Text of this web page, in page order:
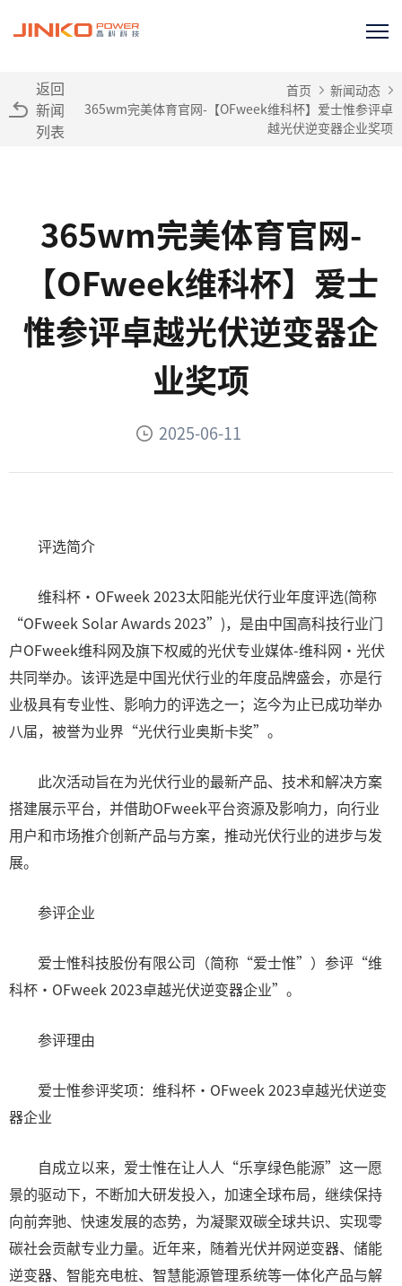
返回
新闻
列表
首页
新闻动态
365wm完美体育官网-【OFweek维科杯】爱士惟参评卓
越光伏逆变器企业奖项
365wm完美体育官网-
【OFweek维科杯】爱士
惟参评卓越光伏逆变器企
业奖项
2025-06-11
评选简介
维科杯·OFweek 2023太阳能光伏行业年度评选(简称
“OFweek Solar Awards 2023”)，是由中国高科技行业门
户OFweek维科网及旗下权威的光伏专业媒体-维科网·光伏
共同举办。该评选是中国光伏行业的年度品牌盛会，亦是行
业极具有专业性、影响力的评选之一；迄今为止已成功举办
八届，被誉为业界“光伏行业奥斯卡奖”。
此次活动旨在为光伏行业的最新产品、技术和解决方案
搭建展示平台，并借助OFweek平台资源及影响力，向行业
用户和市场推介创新产品与方案，推动光伏行业的进步与发
展。
参评企业
爱士惟科技股份有限公司（简称“爱士惟”）参评“维
科杯·OFweek 2023卓越光伏逆变器企业”。
参评理由
爱士惟参评奖项：维科杯·OFweek 2023卓越光伏逆变
器企业
自成立以来，爱士惟在让人人“乐享绿色能源”这一愿
景的驱动下，不断加大研发投入，加速全球布局，继续保持
向前奔驰、快速发展的态势，为凝聚双碳全球共识、实现零
碳社会贡献专业力量。近年来，随着光伏并网逆变器、储能
逆变器、智能充电桩、智慧能源管理系统等一体化产品与解